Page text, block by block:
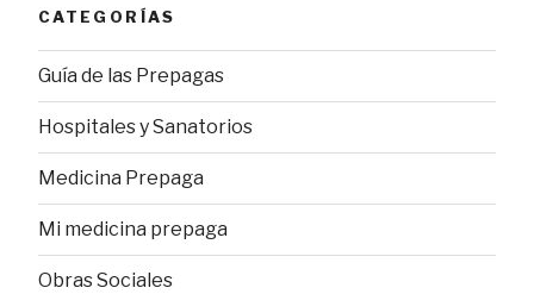
CATEGORÍAS
Guía de las Prepagas
Hospitales y Sanatorios
Medicina Prepaga
Mi medicina prepaga
Obras Sociales